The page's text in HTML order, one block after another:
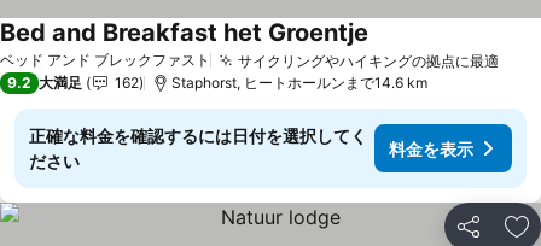
ベッド アンド ブレックファスト サイクリングやハイキングの拠点に最適
Bed and Breakfast het Groentje
9.2 大満足 162 Staphorst, ヒートホールンまで14.6 km
正確な料金を確認するには日付を選択してく
ださい
料金を表示
シェア お